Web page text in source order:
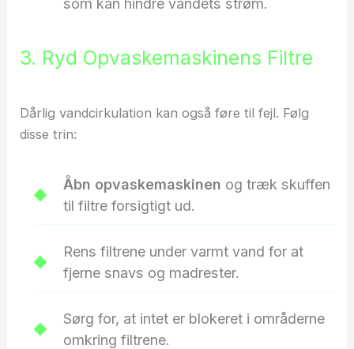
som kan hindre vandets strøm.
3. Ryd Opvaskemaskinens Filtre
Dårlig vandcirkulation kan også føre til fejl. Følg
disse trin:
Åbn opvaskemaskinen og træk skuffen
til filtre forsigtigt ud.
Rens filtrene under varmt vand for at
fjerne snavs og madrester.
Sørg for, at intet er blokeret i områderne
omkring filtrene.